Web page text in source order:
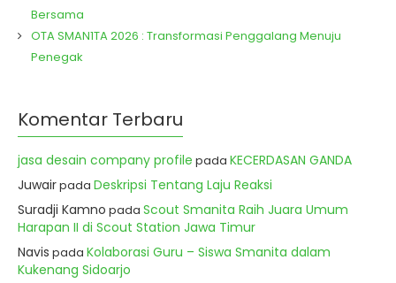
Bersama
OTA SMAN1TA 2026 : Transformasi Penggalang Menuju
Penegak
Komentar Terbaru
jasa desain company profile pada KECERDASAN GANDA
Juwairpada Deskripsi Tentang Laju Reaksi
Suradji Kamno pada Scout Smanita Raih Juara Umum
Harapan II di Scout Station Jawa Timur
Navis pada Kolaborasi Guru – Siswa Smanita dalam
Kukenang Sidoarjo